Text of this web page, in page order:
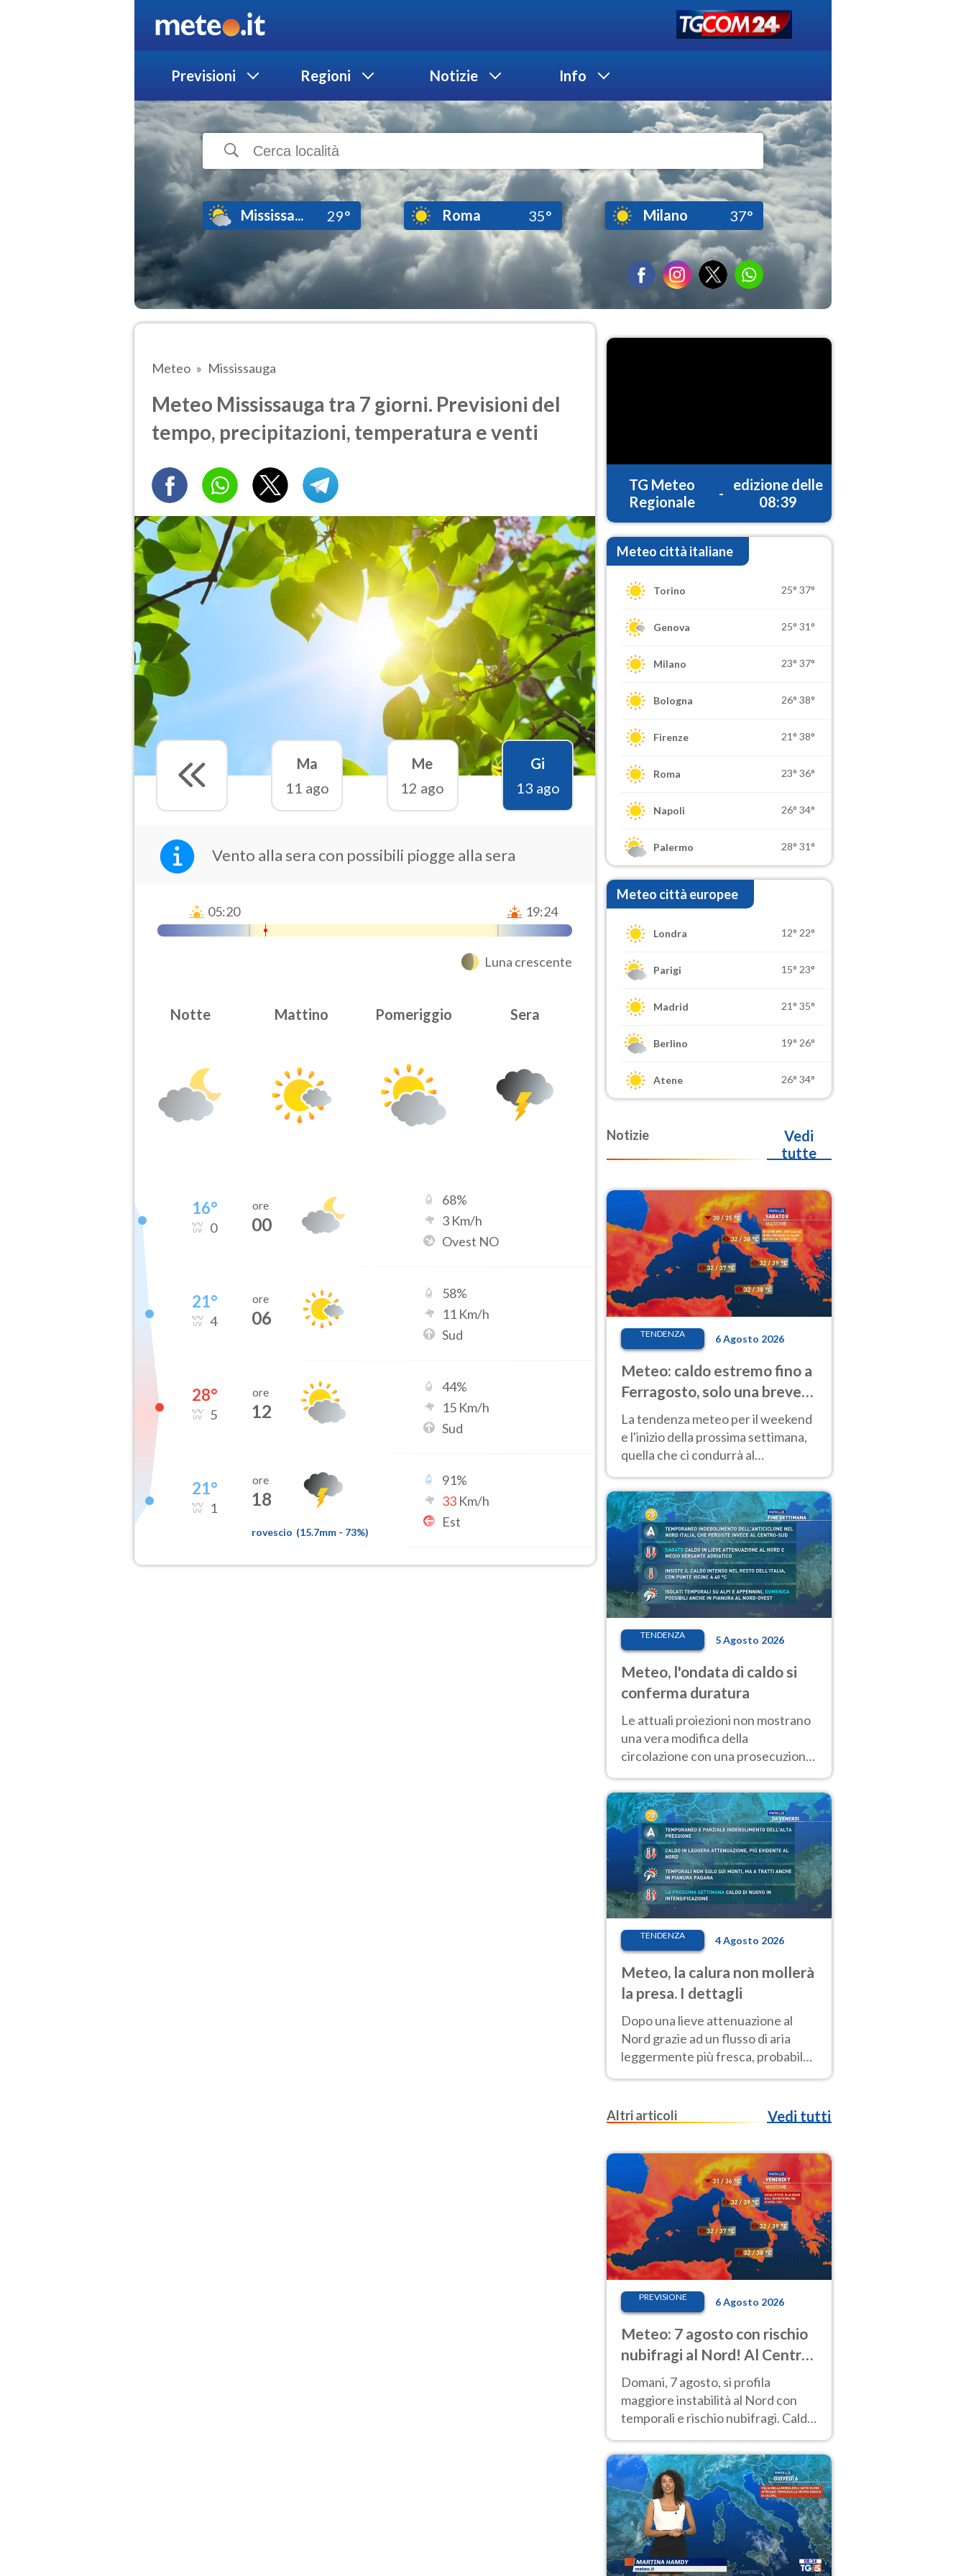
Previsioni Regioni Notizie Info
Mississa... 29° Roma 35° Milano 37°
Meteo Mississauga
Meteo Mississauga tra 7 giorni. Previsioni del
tempo, precipitazioni, temperatura e venti
Ma
11 ago
Me
12 ago
Gi
13 ago
Vento alla sera con possibili piogge alla sera
05:20 19:24
Luna crescente
Notte Mattino Pomeriggio Sera
16°
0
ore
00
68%
3 Km/h
Ovest NO
21°
4
ore
06
58%
11 Km/h
Sud
28°
5
ore
12
44%
15 Km/h
Sud
21°
1
ore
18
rovescio (15.7mm - 73%)
91%
33 Km/h
Est
TG Meteo
Regionale
-
edizione delle
08:39
Meteo città italiane
Torino 25° 37°
Genova 25° 31°
Milano 23° 37°
Bologna 26° 38°
Firenze 21° 38°
Roma 23° 36°
Napoli 26° 34°
Palermo 28° 31°
Meteo città europee
Londra 12° 22°
Parigi 15° 23°
Madrid 21° 35°
Berlino 19° 26°
Atene 26° 34°
Notizie
Vedi
tutte
TENDENZA 6 Agosto 2026
Meteo: caldo estremo fino a
Ferragosto, solo una breve
pausa. Ecco dove
La tendenza meteo per il weekend
e l'inizio della prossima settimana,
quella che ci condurrà al
temperature molto elevate
TENDENZA 5 Agosto 2026
Meteo, l'ondata di caldo si
conferma duratura
Le attuali proiezioni non mostrano
una vera modifica della
circolazione con una prosecuzione
giorni, compresa la settimana di
Ferragosto
TENDENZA 4 Agosto 2026
Meteo, la calura non mollerà
la presa. I dettagli
Dopo una lieve attenuazione al
Nord grazie ad un flusso di aria
leggermente più fresca, probabile
nuovo rinforzo dell’anticiclone
Altri articoli
Vedi tutti
PREVISIONE 6 Agosto 2026
Meteo: 7 agosto con rischio
nubifragi al Nord! Al Centro-
Sud caldo estremo
Domani, 7 agosto, si profila
maggiore instabilità al Nord con
temporali e rischio nubifragi. Caldo
previsioni.